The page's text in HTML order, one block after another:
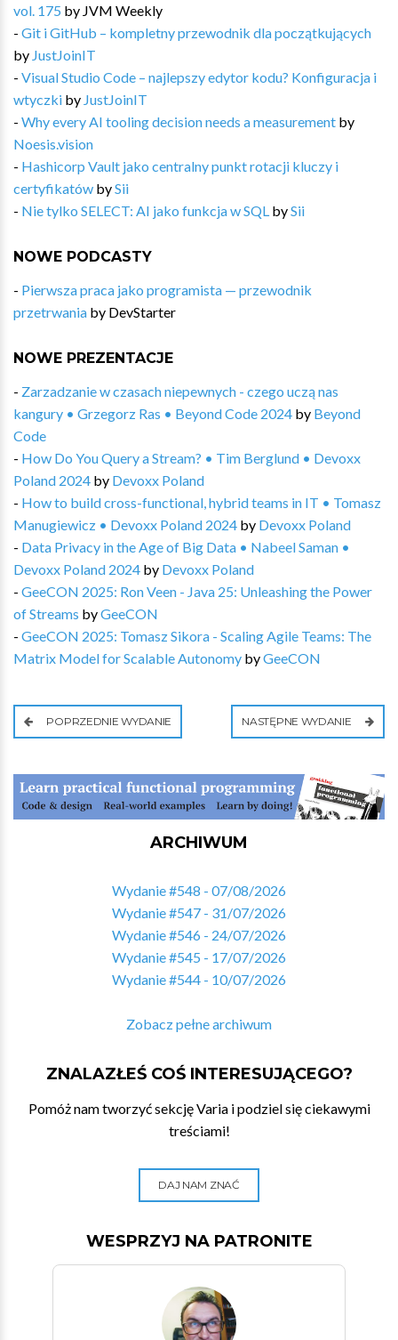
vol. 175 by JVM Weekly
- Git i GitHub – kompletny przewodnik dla początkujących
by JustJoinIT
- Visual Studio Code – najlepszy edytor kodu? Konfiguracja i
wtyczki by JustJoinIT
- Why every AI tooling decision needs a measurement by
Noesis.vision
- Hashicorp Vault jako centralny punkt rotacji kluczy i
certyfikatów bySii
- Nie tylko SELECT: AI jako funkcja w SQL bySii
NOWE PODCASTY
- Pierwsza praca jako programista — przewodnik
przetrwania by DevStarter
NOWE PREZENTACJE
- Zarzadzanie w czasach niepewnych - czego uczą nas
kangury • Grzegorz Ras • Beyond Code 2024 by Beyond
Code
- How Do You Query a Stream? • Tim Berglund • Devoxx
Poland 2024 by Devoxx Poland
- How to build cross-functional, hybrid teams in IT • Tomasz
Manugiewicz • Devoxx Poland 2024 by Devoxx Poland
- Data Privacy in the Age of Big Data • Nabeel Saman •
Devoxx Poland 2024 by Devoxx Poland
- GeeCON 2025: Ron Veen - Java 25: Unleashing the Power
of Streams byGeeCON
- GeeCON 2025: Tomasz Sikora - Scaling Agile Teams: The
Matrix Model for Scalable Autonomy byGeeCON
POPRZEDNIE WYDANIE NASTĘPNE WYDANIE
ARCHIWUM
Wydanie #548 - 07/08/2026
Wydanie #547 - 31/07/2026
Wydanie #546 - 24/07/2026
Wydanie #545 - 17/07/2026
Wydanie #544 - 10/07/2026
Zobacz pełne archiwum
ZNALAZŁEŚ COŚ INTERESUJĄCEGO?
Pomóż nam tworzyć sekcję Varia i podziel się ciekawymi
treściami!
DAJ NAM ZNAĆ
WESPRZYJ NA PATRONITE